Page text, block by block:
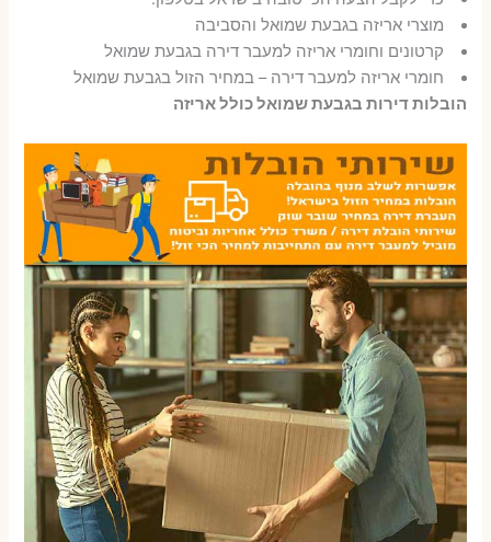
מוצרי אריזה בגבעת שמואל והסביבה
קרטונים וחומרי אריזה למעבר דירה בגבעת שמואל
חומרי אריזה למעבר דירה – במחיר הזול בגבעת שמואל
הובלות דירות בגבעת שמואל כולל אריזה